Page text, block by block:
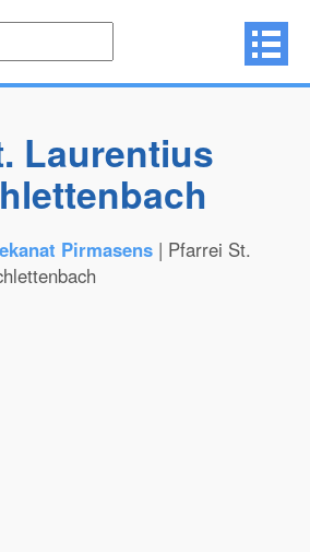
Laurentius
Pirmasens | Pfarrei St.